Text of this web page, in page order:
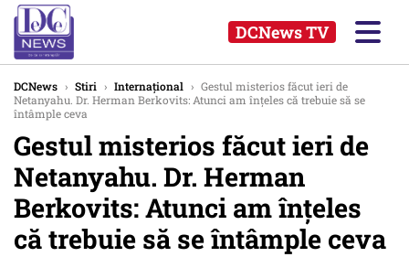
DCNews TV
DCNews › Stiri › Internațional › Gestul misterios făcut ieri de
Netanyahu. Dr. Herman Berkovits: Atunci am înțeles că trebuie să se
întâmple ceva
Gestul misterios făcut ieri de
Netanyahu. Dr. Herman
Berkovits: Atunci am înțeles
că trebuie să se întâmple ceva